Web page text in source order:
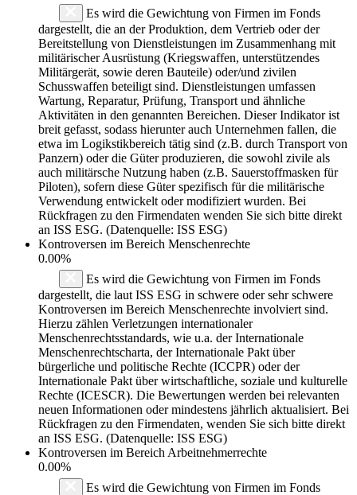
Es wird die Gewichtung von Firmen im Fonds
dargestellt, die an der Produktion, dem Vertrieb oder der
Bereitstellung von Dienstleistungen im Zusammenhang mit
militärischer Ausrüstung (Kriegswaffen, unterstützendes
Militärgerät, sowie deren Bauteile) oder/und zivilen
Schusswaffen beteiligt sind. Dienstleistungen umfassen
Wartung, Reparatur, Prüfung, Transport und ähnliche
Aktivitäten in den genannten Bereichen. Dieser Indikator ist
breit gefasst, sodass hierunter auch Unternehmen fallen, die
etwa im Logikstikbereich tätig sind (z.B. durch Transport von
Panzern) oder die Güter produzieren, die sowohl zivile als
auch militärsche Nutzung haben (z.B. Sauerstoffmasken für
Piloten), sofern diese Güter spezifisch für die militärische
Verwendung entwickelt oder modifiziert wurden. Bei
Rückfragen zu den Firmendaten wenden Sie sich bitte direkt
an ISS ESG. (Datenquelle: ISS ESG)
Kontroversen im Bereich Menschenrechte
0.00%
Es wird die Gewichtung von Firmen im Fonds
dargestellt, die laut ISS ESG in schwere oder sehr schwere
Kontroversen im Bereich Menschenrechte involviert sind.
Hierzu zählen Verletzungen internationaler
Menschenrechtsstandards, wie u.a. der Internationale
Menschenrechtscharta, der Internationale Pakt über
bürgerliche und politische Rechte (ICCPR) oder der
Internationale Pakt über wirtschaftliche, soziale und kulturelle
Rechte (ICESCR). Die Bewertungen werden bei relevanten
neuen Informationen oder mindestens jährlich aktualisiert. Bei
Rückfragen zu den Firmendaten, wenden Sie sich bitte direkt
an ISS ESG. (Datenquelle: ISS ESG)
Kontroversen im Bereich Arbeitnehmerrechte
0.00%
Es wird die Gewichtung von Firmen im Fonds